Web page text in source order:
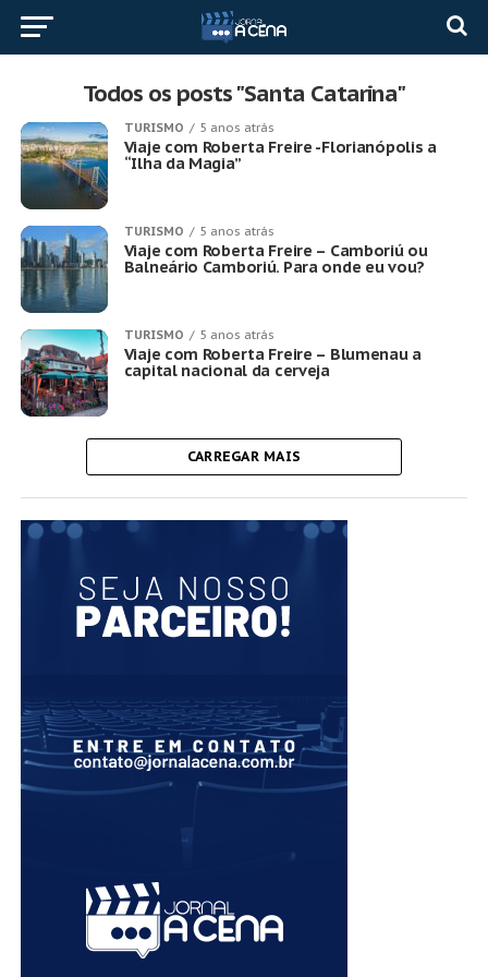
Todos os posts "Santa Catarina"
TURISMO 5 anos atrás
Viaje com Roberta Freire -Florianópolis a
“Ilha da Magia”
TURISMO 5 anos atrás
Viaje com Roberta Freire – Camboriú ou
Balneário Camboriú. Para onde eu vou?
TURISMO 5 anos atrás
Viaje com Roberta Freire – Blumenau a
capital nacional da cerveja
CARREGAR MAIS